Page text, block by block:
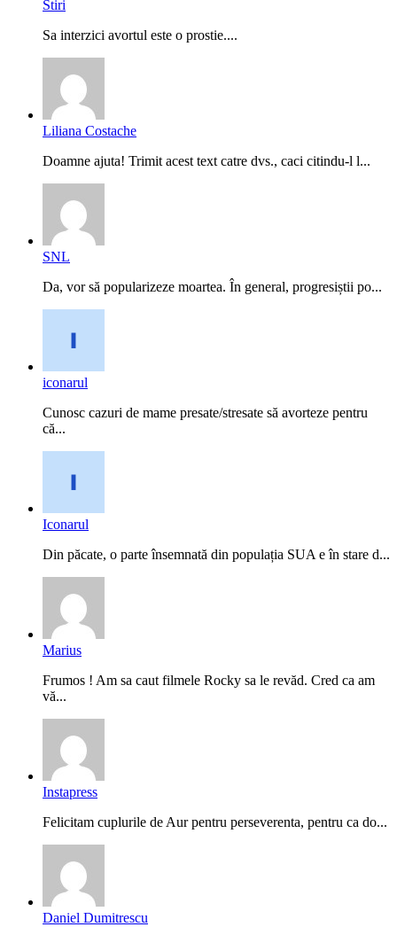
Stiri
Sa interzici avortul este o prostie....
Liliana Costache
Doamne ajuta! Trimit acest text catre dvs., caci citindu-l l...
SNL
Da, vor să popularizeze moartea. În general, progresiștii po...
iconarul
Cunosc cazuri de mame presate/stresate să avorteze pentru
că...
Iconarul
Din păcate, o parte însemnată din populația SUA e în stare d...
Marius
Frumos ! Am sa caut filmele Rocky sa le revăd. Cred ca am
vă...
Instapress
Felicitam cuplurile de Aur pentru perseverenta, pentru ca do...
Daniel Dumitrescu